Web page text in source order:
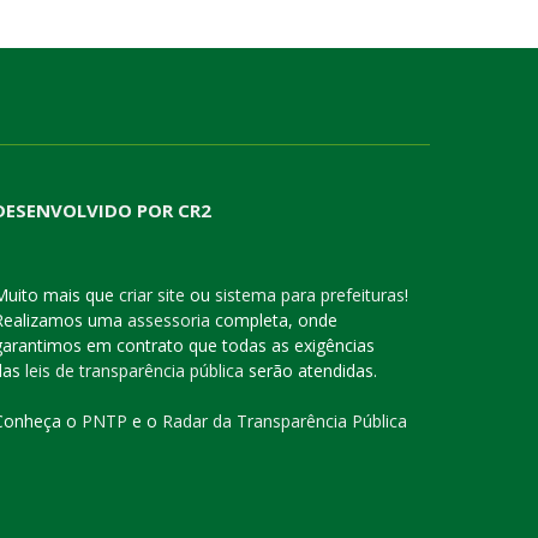
POR CR2
mais que criar site ou sistema para prefeituras!
uma assessoria completa, onde
em contrato que todas as exigências
leis de transparência pública serão atendidas.
o PNTP e o Radar da Transparência Pública